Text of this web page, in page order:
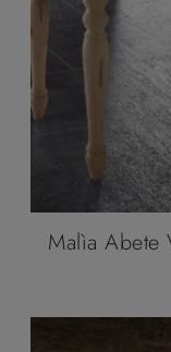
Malìa Abete